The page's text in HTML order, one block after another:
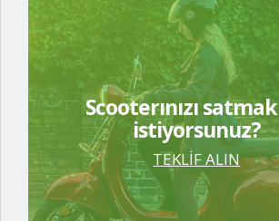
Scooterınızı
istiyorsunuz?
TEKLİF ALIN